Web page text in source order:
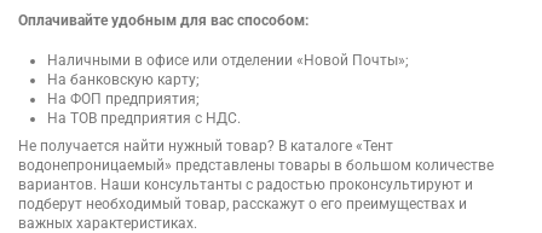
Оплачивайте удобным для вас способом:
Наличными в офисе или отделении «Новой Почты»;
На банковскую карту;
На ФОП предприятия;
На ТОВ предприятия с НДС.
Не получается найти нужный товар? В каталоге «Тент
водонепроницаемый» представлены товары в большом количестве
вариантов. Наши консультанты с радостью проконсультируют и
подберут необходимый товар, расскажут о его преимуществах и
важных характеристиках.